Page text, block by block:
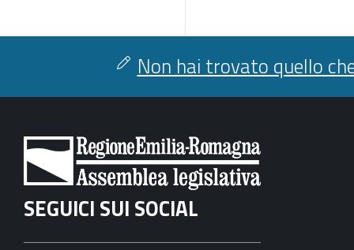
Non hai trovato quello
SEGUICI SUI SOCIAL